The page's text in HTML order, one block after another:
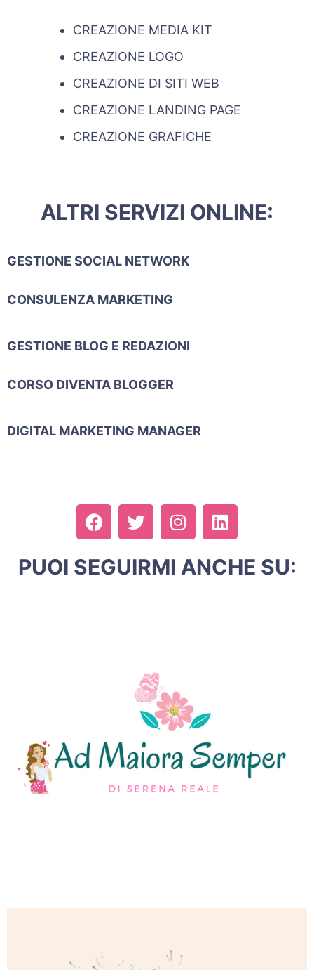
CREAZIONE MEDIA KIT
CREAZIONE LOGO
CREAZIONE DI SITI WEB
CREAZIONE LANDING PAGE
CREAZIONE GRAFICHE
ALTRI SERVIZI ONLINE:
GESTIONE SOCIAL NETWORK
CONSULENZA MARKETING
GESTIONE BLOG E REDAZIONI
CORSO DIVENTA BLOGGER
DIGITAL MARKETING MANAGER
PUOI SEGUIRMI ANCHE SU: